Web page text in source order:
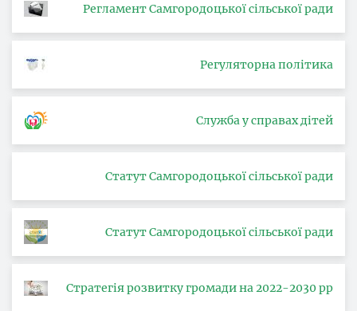
Регламент Самгородоцької сільської ради
Регуляторна політика
Служба у справах дітей
Статут Самгородоцької сільської ради
Статут Самгородоцької сільської ради
Стратегія розвитку громади на 2022-2030 рр